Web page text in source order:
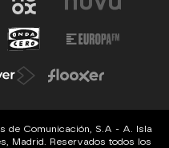
de Comunicación, S.A - A. Isla
Madrid. Reservados todos los